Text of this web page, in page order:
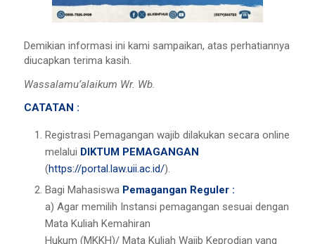
Demikian informasi ini kami sampaikan, atas perhatiannya
diucapkan terima kasih.
Wassalamu’alaikum Wr. Wb.
CATATAN :
Registrasi Pemagangan wajib dilakukan secara online
melalui DIKTUM PEMAGANGAN
(https://portal.law.uii.ac.id/).
Bagi Mahasiswa Pemagangan Reguler :
a) Agar memilih Instansi pemagangan sesuai dengan
Mata Kuliah Kemahiran
Hukum (MKKH)/ Mata Kuliah Wajib Keprodian yang